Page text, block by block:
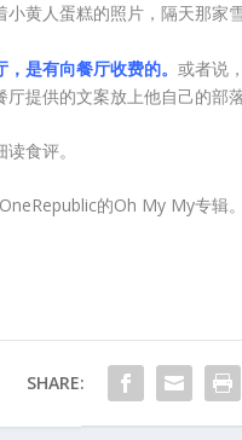
黄人蛋糕的照片，隔天那家
，是有向餐厅收费的。或者说
提供的文案放上他自己的部落
食评。
的Oh My My专辑。
SHARE: